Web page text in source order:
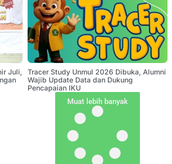
Juli,
Tracer Study Unmul 2026 Dibuka, Alumni
Wajib Update Data dan Dukung
Pencapaian IKU
Muat lebih banyak